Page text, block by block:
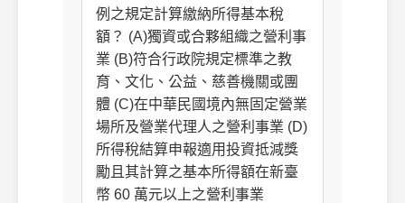
例之規定計算繳納所得基本稅
額？ (A)獨資或合夥組織之營利事
業 (B)符合行政院規定標準之教
育、文化、公益、慈善機關或團
體 (C)在中華民國境內無固定營業
場所及營業代理人之營利事業 (D)
所得稅結算申報適用投資抵減獎
勵且其計算之基本所得額在新臺
幣 60 萬元以上之營利事業